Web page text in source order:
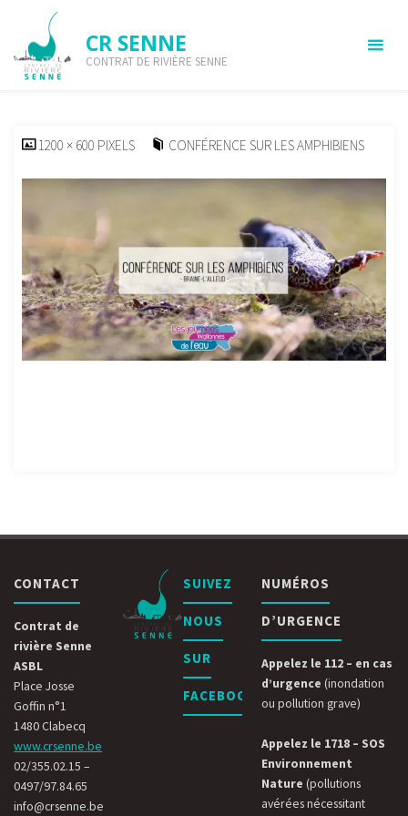
content
CR SENNE
CONTRAT DE RIVIÈRE SENNE
2026-03-jwe-12
FULL1200 × 600 PIXELS CONFÉRENCE SUR LES AMPHIBIENS
CONTACT
Contrat de
rivière Senne
ASBL
Place Josse
Goffin n°1
1480 Clabecq
www.crsenne.be
02/355.02.15 –
0497/97.84.65
info@crsenne.be
SUIVEZ
NOUS
SUR
FACEBOOK
NUMÉROS
D’URGENCE
Appelez le 112 – en cas
d’urgence (inondation
ou pollution grave)
Appelez le 1718 – SOS
Environnement
Nature (pollutions
avérées nécessitant